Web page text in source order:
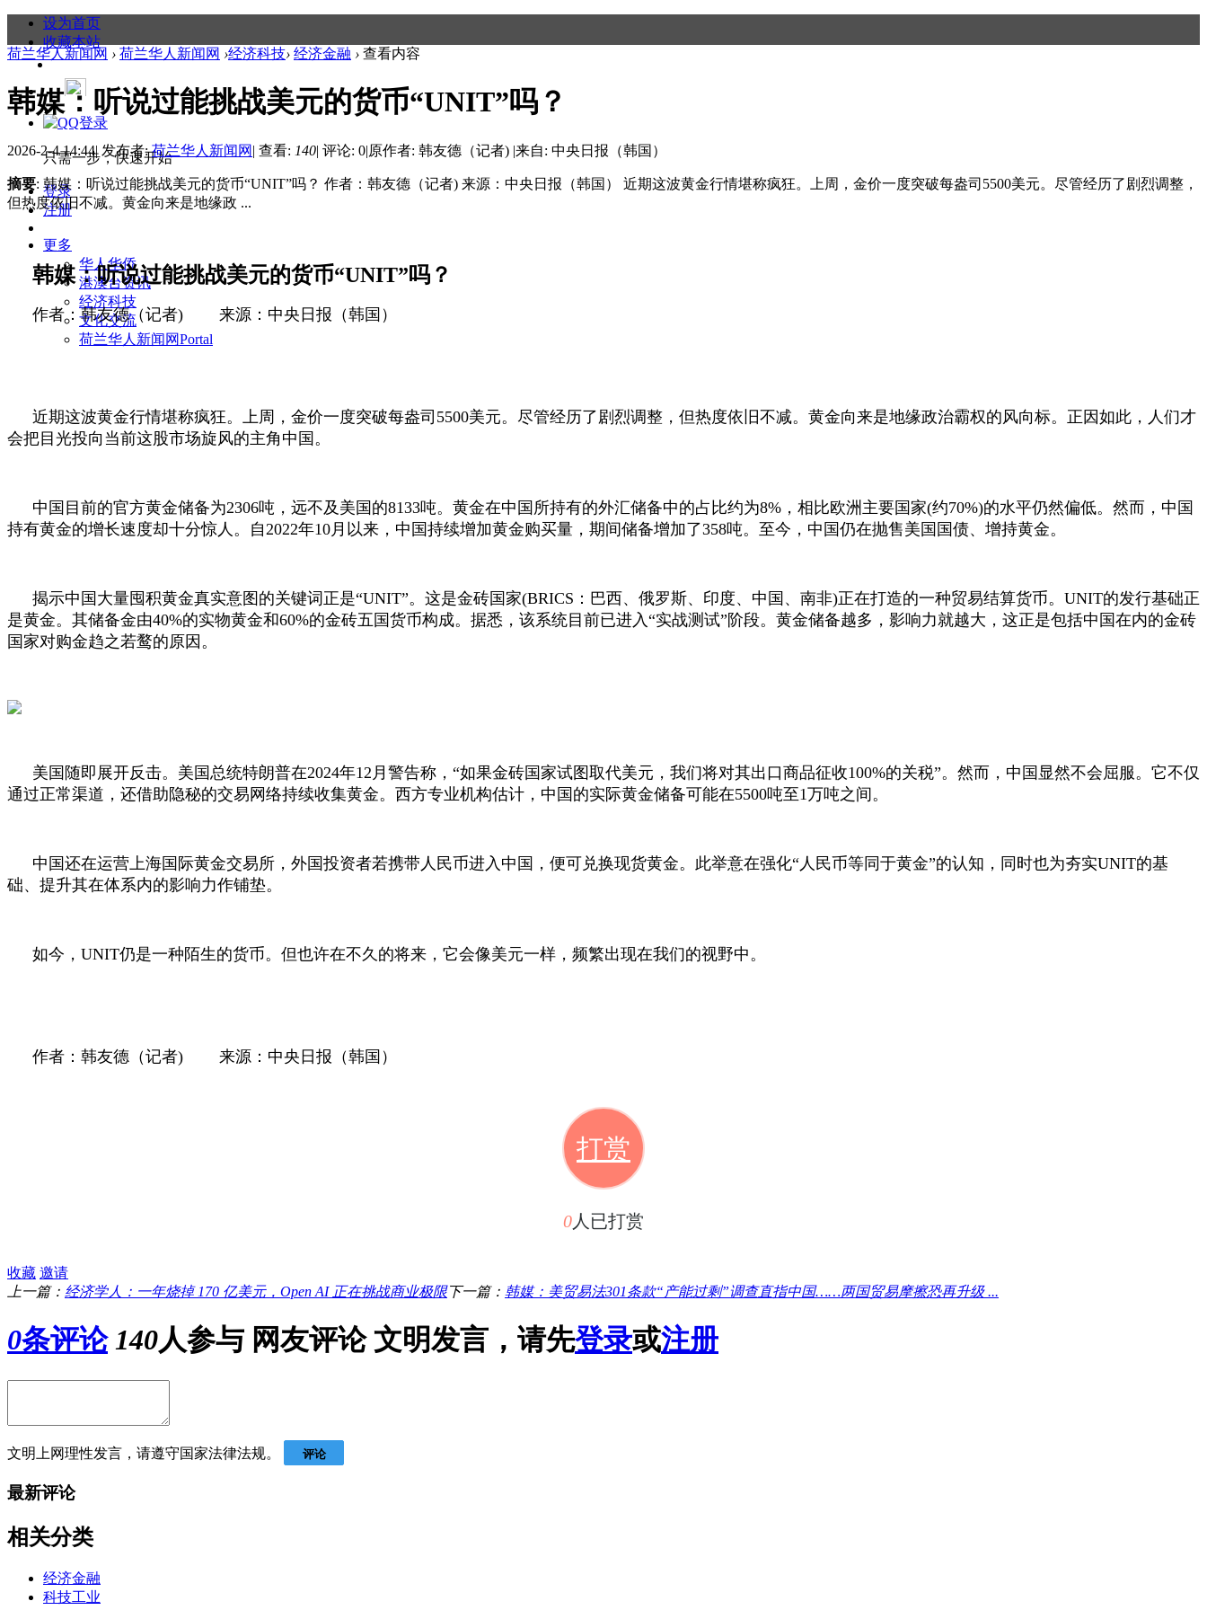
设为首页
收藏本站
只需一步，快速开始
登录
注册
更多
华人华侨
港澳台资讯
经济科技
文化交流
荷兰华人新闻网Portal
荷兰华人新闻网 › 荷兰华人新闻网 ›经济科技› 经济金融 › 查看内容
韩媒：听说过能挑战美元的货币“UNIT”吗？
2026-2-4 14:44|发布者:荷兰华人新闻网 | 查看: 140| 评论: 0|原作者: 韩友德（记者) |来自: 中央日报（韩国）
摘要: 韩媒：听说过能挑战美元的货币“UNIT”吗？ 作者：韩友德（记者) 来源：中央日报（韩国） 近期这波黄金行情堪称疯狂。上周，金价一度突破每盎司5500美元。尽管经历了剧烈调整，
但热度依旧不减。黄金向来是地缘政 ...
韩媒：听说过能挑战美元的货币“UNIT”吗？
作者：韩友德（记者) 来源：中央日报（韩国）
近期这波黄金行情堪称疯狂。上周，金价一度突破每盎司 5500美元。尽管经历了剧烈调整，但热度依旧不减。黄金向来是地缘政治霸权的风向标。正因如此，人们才
会把目光投向当前这股市场旋风的主角中国。
中国目前的官方黄金储备为2306吨，远不及美国的8133吨。黄金在中国所持有的外汇储备中的占比约为8% ，相比欧洲主要国家(约70%)的水平仍然偏低。然而，中国
持有黄金的增长速度却十分惊人。自 2022年10 月以来，中国持续增加黄金购买量，期间储备增加了358吨。至今，中国仍在抛售美国国债、增持黄金。
揭示中国大量囤积黄金真实意图的关键词正是“UNIT”。这是金砖国家(BRICS ：巴西、俄罗斯、印度、中国、南非)正在打造的一种贸易结算货币。 UNIT的发行基础正
是黄金。其储备金由40%的实物黄金和60%的金砖五国货币构成。据悉，该系统目前已进入“实战测试”阶段。黄金储备越多，影响力就越大，这正是包括中国在内的金砖
国家对购金趋之若鹜的原因。
美国随即展开反击。美国总统特朗普在2024年12 月警告称，“如果金砖国家试图取代美元，我们将对其出口商品征收100%的关税”。然而，中国显然不会屈服。它不仅
通过正常渠道，还借助隐秘的交易网络持续收集黄金。西方专业机构估计，中国的实际黄金储备可能在5500吨至1万吨之间。
中国还在运营上海国际黄金交易所，外国投资者若携带人民币进入中国，便可兑换现货黄金。此举意在强化“人民币等同于黄金”的认知，同时也为夯实UNIT的基
础、提升其在体系内的影响力作铺垫。
如今， UNIT仍是一种陌生的货币。但也许在不久的将来，它会像美元一样，频繁出现在我们的视野中。
作者：韩友德（记者) 来源：中央日报（韩国）
打赏
0人已打赏
收藏 邀请
上一篇： 经济学人：一年烧掉 170 亿美元，Open AI 正在挑战商业极限下一篇： 韩媒：美贸易法301条款“产能过剩”调查直指中国……两国贸易摩擦恐再升级 ...
0条评论 140人参与 网友评论 文明发言，请先登录或注册
文明上网理性发言，请遵守国家法律法规。 评论
最新评论
相关分类
经济金融
科技工业